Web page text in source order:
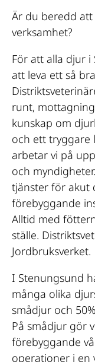
Är du beredd
verksamhet?
För att alla djur
att leva ett så
runt,
kunskap om
och ett tryggare
arbetar vi på
och
tjänster för akut
förebyggande
Alltid med
ställe.
Jordbruksverket.
I Stenungsund
många olika
smådjur och
På smådjur gör
förebyggande
operationer i en